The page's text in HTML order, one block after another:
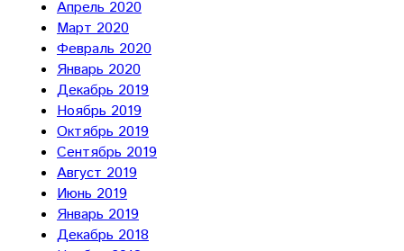
Апрель 2020
Март 2020
Февраль 2020
Январь 2020
Декабрь 2019
Ноябрь 2019
Октябрь 2019
Сентябрь 2019
Август 2019
Июнь 2019
Январь 2019
Декабрь 2018